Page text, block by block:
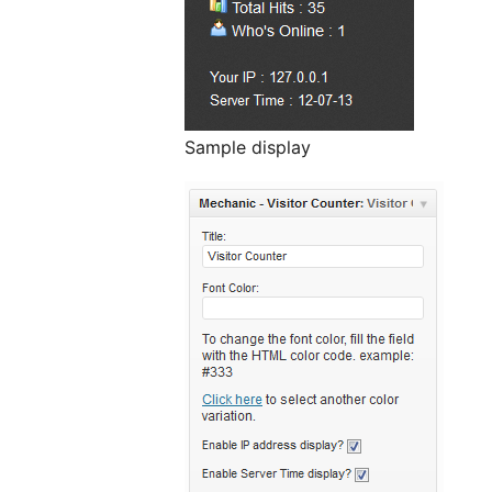
Sample display